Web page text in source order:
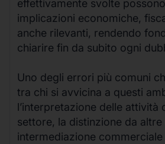
effettivamente svolte
implicazioni economiche,
anche rilevanti, rendendo
chiarire fin da subito ogni
Uno degli errori più comuni
tra chi si avvicina a questi
l’interpretazione delle attività
settore, la distinzione da
intermediazione